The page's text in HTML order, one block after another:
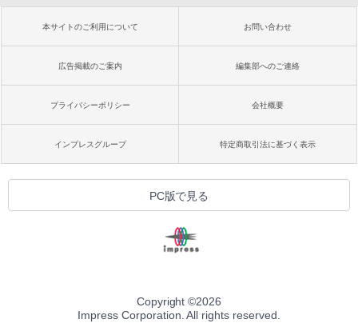
本サイトのご利用について お問い合わせ
広告掲載のご案内 編集部へのご連絡
プライバシーポリシー 会社概要
インプレスグループ 特定商取引法に基づく表示
PC版で見る
Copyright ©2026
Impress Corporation. All rights reserved.